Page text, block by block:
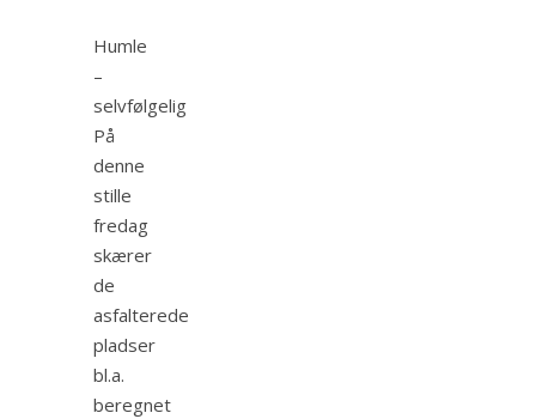
Humle
–
selvfølgelig
På
denne
stille
fredag
skærer
de
asfalterede
pladser
bl.a.
beregnet